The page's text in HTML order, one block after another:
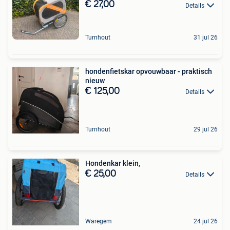
€ 27,00 Details
Turnhout 31 jul 26
hondenfietskar opvouwbaar - praktisch
nieuw
€ 125,00 Details
Turnhout 29 jul 26
Hondenkar klein,
€ 25,00 Details
Waregem 24 jul 26